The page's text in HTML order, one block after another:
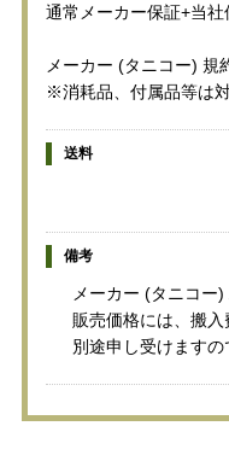
通常メーカー保証+当社
メーカー (タニコー) 規
※消耗品、付属品等は
送料
備考
メーカー (タニコー)
販売価格には、搬入
別途申し受けますの